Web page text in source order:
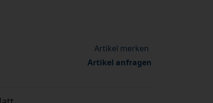
Artikel anfragen